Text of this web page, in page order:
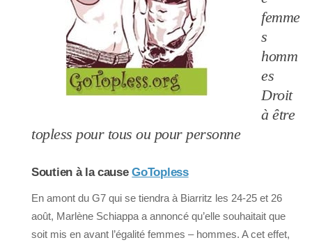
femme
s
homm
es
Droit
à être
topless pour tous ou pour personne
Soutien à la causeGoTopless
En amont du G7 qui se tiendra à Biarritz les 24-25 et 26
août, Marlène Schiappa a annoncé qu’elle souhaitait que
soit mis en avant l’égalité femmes – hommes. A cet effet,